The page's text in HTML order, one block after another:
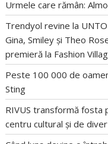
Urmele care rămân:
Trendyol revine la
Gina, Smiley și Theo
premieră la Fashion
Peste 100 000 de
Sting
RIVUS transformă fosta
centru cultural și de